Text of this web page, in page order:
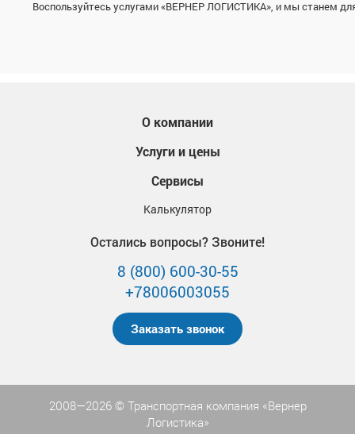
Воспользуйтесь услугами «ВЕРНЕР ЛОГИСТИКА», и мы станем
О компании
Услуги и цены
Сервисы
Калькулятор
Остались вопросы? Звоните!
8 (800) 600-30-55
+78006003055
Заказать звонок
2008—2026 © Транспортная компания «Вернер
Логистика»